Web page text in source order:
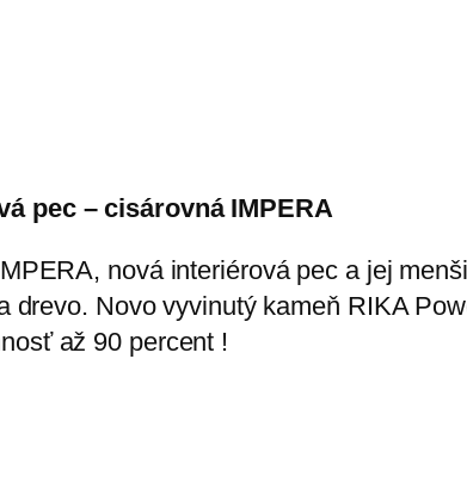
pec – cisárovná IMPERA
nová interiérová pec a jej
drevo. Novo vyvinutý kameň RIKA
až 90 percent !